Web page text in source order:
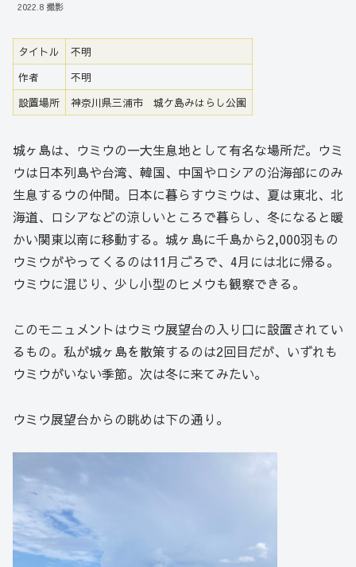
2022.8 撮影
タイトル
不明
作者
不明
設置場所
神奈川県三浦市 城ケ島みはらし公園
城ヶ島は、ウミウの一大生息地として有名な場所だ。ウミ
ウは日本列島や台湾、韓国、中国やロシアの沿海部にのみ
生息するウの仲間。日本に暮らすウミウは、夏は東北、北
海道、ロシアなどの涼しいところで暮らし、冬になると暖
かい関東以南に移動する。城ヶ島に千島から2,000羽もの
ウミウがやってくるのは11月ごろで、4月には北に帰る。
ウミウに混じり、少し小型のヒメウも観察できる。
このモニュメントはウミウ展望台の入り口に設置されてい
るもの。私が城ヶ島を散策するのは2回目だが、いずれも
ウミウがいない季節。次は冬に来てみたい。
ウミウ展望台からの眺めは下の通り。